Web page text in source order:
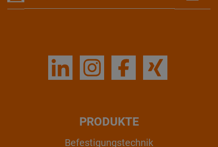
PRODUKTE
Befestigungstechnik